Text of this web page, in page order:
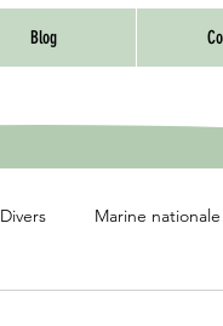
Blog
Divers Marine nationale